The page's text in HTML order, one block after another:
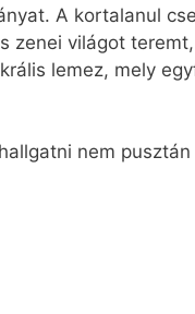
A kortalanul
zenei világot
lemez, mely
nem